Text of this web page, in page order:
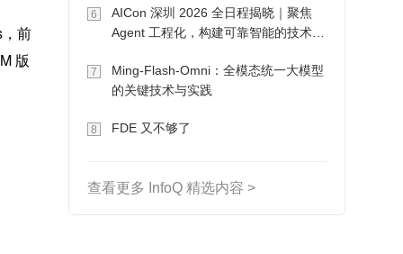
前
版
6
AICon 深圳 2026 全日程揭晓｜聚焦
Agent 工程化，构建可靠智能的技术路
7
Ming-Flash-Omni：全模态统一大模型
的关键技术与实践
8 FDE 又不够了
查看更多 InfoQ 精选内容 >